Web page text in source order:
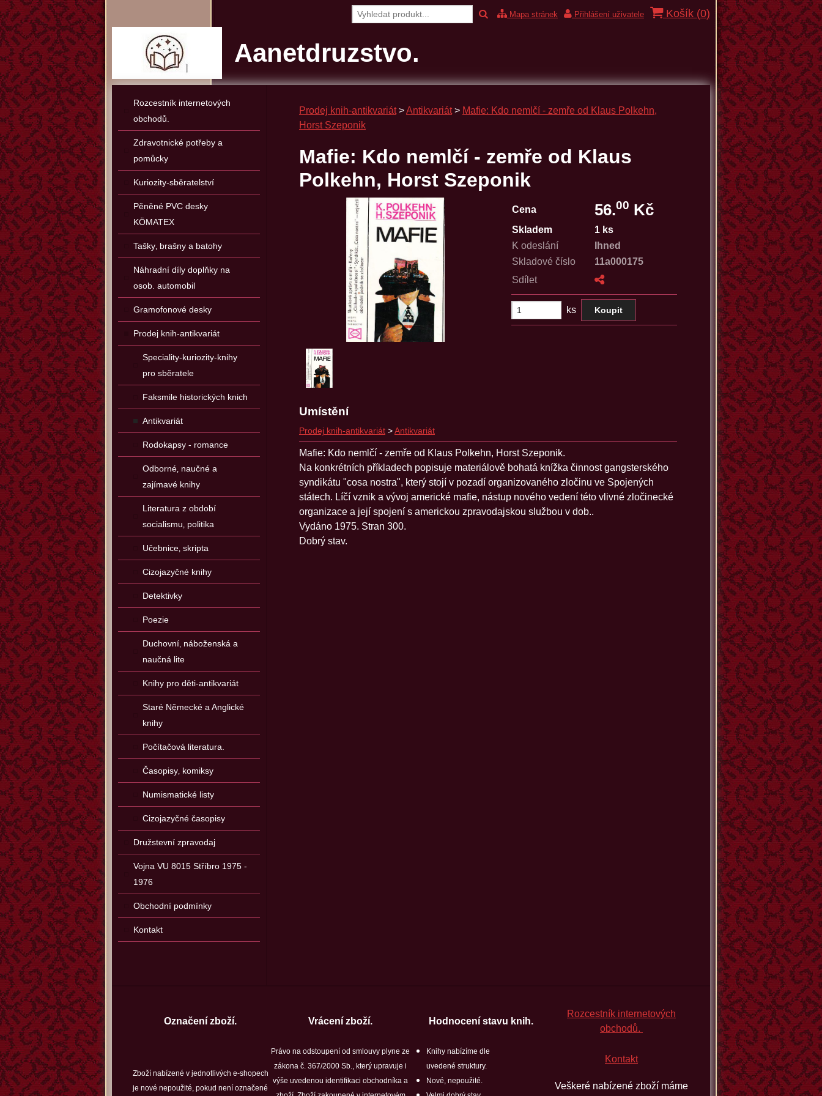
Mapa stránek Přihlášení uživatele Košík (0)
Aanetdruzstvo.
Prodej knih-antikvariát >Antikvariát > Mafie: Kdo nemlčí - zemře od Klaus Polkehn,
Horst Szeponik
Mafie: Kdo nemlčí - zemře od Klaus
Polkehn, Horst Szeponik
Cena 56.00 Kč
Skladem
1 ks
K odeslání
Ihned
Skladové číslo
11a000175
Sdílet
ks
Umístění
Prodej knih-antikvariát > Antikvariát
Mafie: Kdo nemlčí - zemře od Klaus Polkehn, Horst Szeponik.
Na konkrétních příkladech popisuje materiálově bohatá knížka činnost gangsterského
syndikátu "cosa nostra", který stojí v pozadí organizovaného zločinu ve Spojených
státech. Líčí vznik a vývoj americké mafie, nástup nového vedení této vlivné zločinecké
organizace a její spojení s americkou zpravodajskou službou v dob..
Vydáno 1975. Stran 300.
Dobrý stav.
Rozcestník internetových
obchodů.
Zdravotnické potřeby a
pomůcky
Kuriozity-sběratelství
Pěněné PVC desky
KÖMATEX
Tašky‚ brašny a batohy
Náhradní díly doplňky na
osob. automobil
Gramofonové desky
Prodej knih-antikvariát
Speciality-kuriozity-knihy
pro sběratele
Faksmile historických knich
Antikvariát
Rodokapsy - romance
Odborné‚ naučné a
zajímavé knihy
Literatura z období
socialismu‚ politika
Učebnice‚ skripta
Cizojazyčné knihy
Detektivky
Poezie
Duchovní‚ náboženská a
naučná lite
Knihy pro děti-antikvariát
Staré Německé a Anglické
knihy
Počítačová literatura.
Časopisy‚ komiksy
Numismatické listy
Cizojazyčné časopisy
Družstevní zpravodaj
Vojna VU 8015 Stříbro 1975 -
1976
Obchodní podmínky
Kontakt
Označení zboží. Vrácení zboží. Hodnocení stavu knih.
Rozcestník internetových
obchodů.
Zboží nabízené v jednotlivých e-shopech
je nové nepoužité, pokud není označené
Právo na odstoupení od smlouvy plyne ze
zákona č. 367/2000 Sb., který upravuje i
výše uvedenou identifikaci obchodníka a
Knihy nabízíme dle
uvedené struktury.
Nové, nepoužité.
Kontakt
Veškeré nabízené zboží máme